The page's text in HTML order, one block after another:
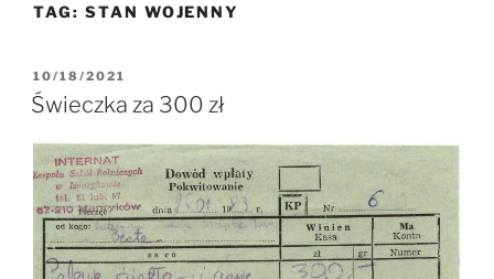
TAG: STAN WOJENNY
10/18/2021
Świeczka za 300 zł